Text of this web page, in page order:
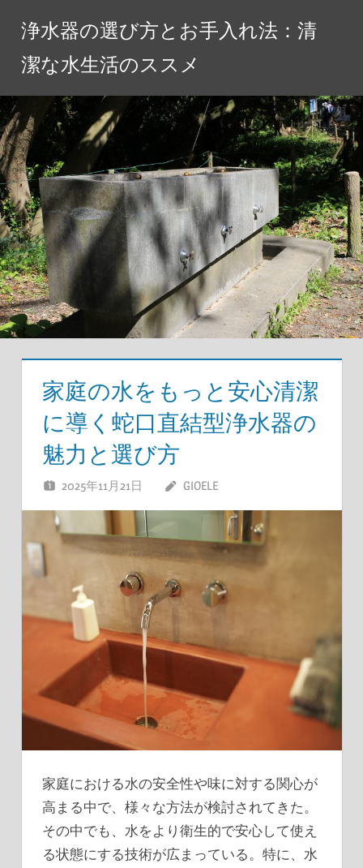
ツ
へ
ス
キ
ッ
プ
浄水器の選び方とお手入れ法：清
潔な水生活のススメ
家庭の水をもっと安心清潔
に導く蛇口直結型浄水器の
魅力と選び方
2025年11月21日 GIOELE
家庭における水の安全性や味に対する関心が
高まる中で、様々な方法が検討されてきた。
その中でも、水をより衛生的で安心して使え
る状態にする技術が広まっている。特に、水